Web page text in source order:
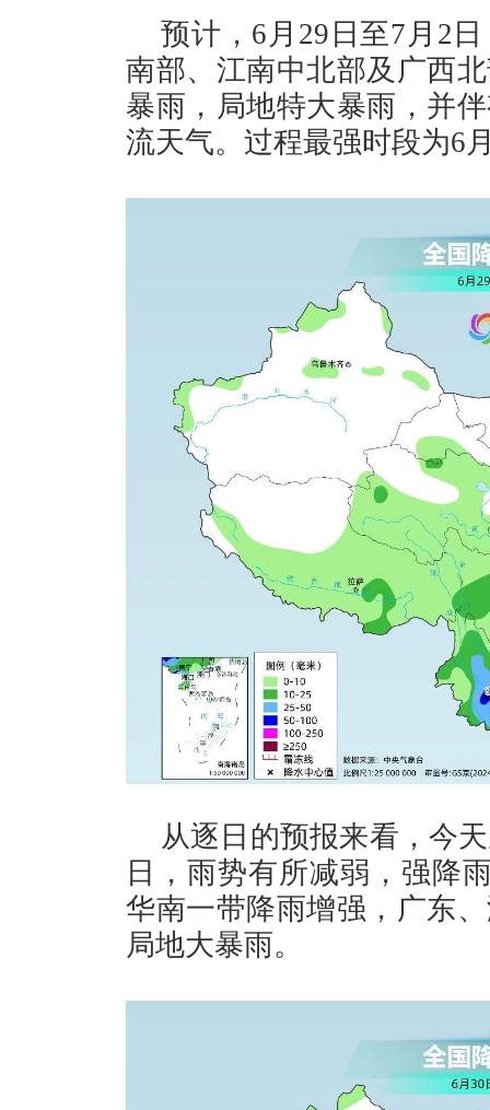
预计，6月29日至7月2
南部、江南中北部及广西
暴雨，局地特大暴雨，并
流天气。过程最强时段为6
从逐日的预报来看，今
日，雨势有所减弱，强降
华南一带降雨增强，广东
局地大暴雨。